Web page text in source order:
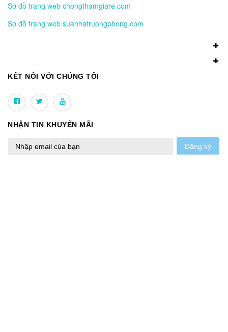
Sơ đồ trang web chongthamgiare.com
Sơ đồ trang web suanhatruongphong.com
KẾT NỐI VỚI CHÚNG TÔI
NHẬN TIN KHUYẾN MÃI
Đăng ký